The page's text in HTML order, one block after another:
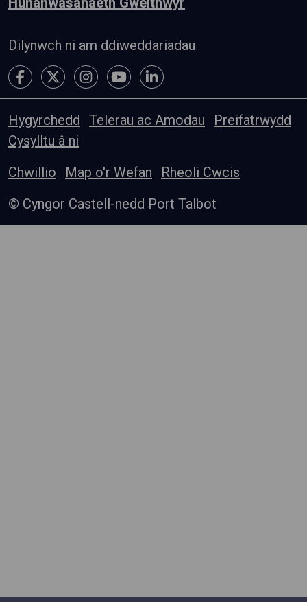
Dilynwch ni am ddiweddariadau
Hygyrchedd Telerau ac Amodau
Preifatrwydd
Cysylltu â ni
Chwillio
Map o'r Wefan
Rheoli Cwcis
© Cyngor Castell-nedd Port Talbot